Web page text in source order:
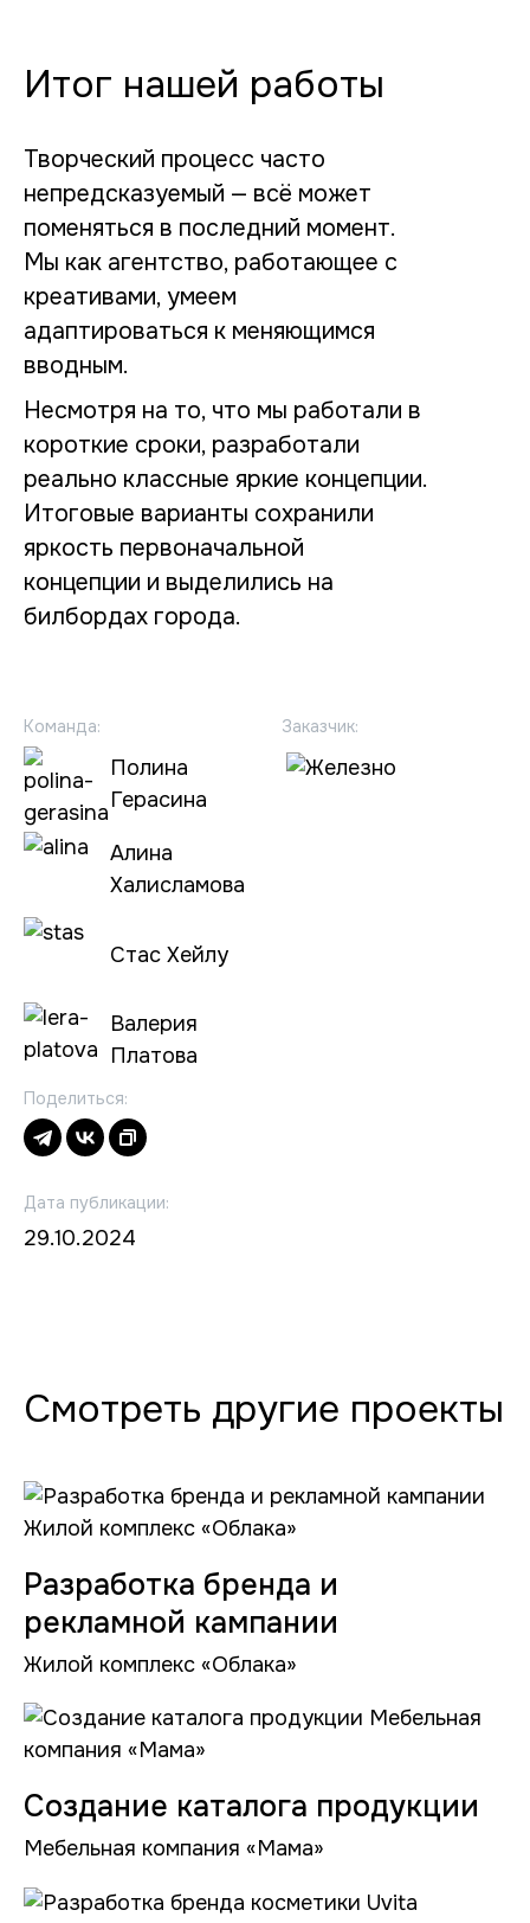
Итог нашей работы
Творческий процесс часто
непредсказуемый — всё может
поменяться в последний момент.
Мы как агентство, работающее с
креативами, умеем
адаптироваться к меняющимся
вводным.
Несмотря на то, что мы работали в
короткие сроки, разработали
реально классные яркие концепции.
Итоговые варианты сохранили
яркость первоначальной
концепции и выделились на
билбордах города.
Команда:
Полина
Герасина
Алина
Халисламова
Стас Хейлу
Валерия
Платова
Заказчик:
Поделиться:
Дата публикации:
29.10.2024
Смотреть другие проекты
Разработка бренда и
рекламной кампании
Жилой комплекс «Облака»
Создание каталога продукции
Мебельная компания «Мама»